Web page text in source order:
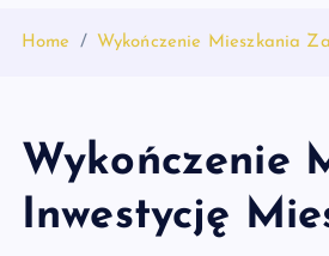
Home Wykończenie Mieszkania
Wykończenie
Inwestycję